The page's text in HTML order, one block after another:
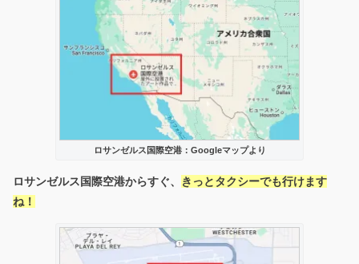
ロサンゼルス国際空港：Googleマップより
ロサンゼルス国際空港からすぐ、
きっとタクシーでも行けます
ね！